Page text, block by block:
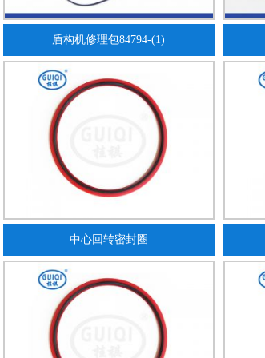
盾构机修理包84794-(1)
中心回转密封圈